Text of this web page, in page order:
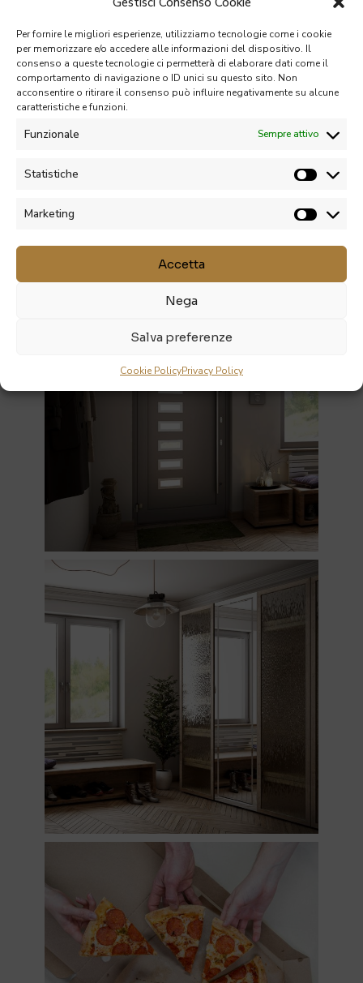
Per fornire le migliori esperienze, utilizziamo tecnologie come i cookie
per memorizzare e/o accedere alle informazioni del dispositivo. Il
consenso a queste tecnologie ci permetterà di elaborare dati come il
comportamento di navigazione o ID unici su questo sito. Non
acconsentire o ritirare il consenso può influire negativamente su alcune
caratteristiche e funzioni.
Funzionale Sempre attivo
Statistiche
Marketing
Accetta
Nega
Salva preferenze
Cookie PolicyPrivacy Policy
vetro di 50 mm con coefficiente
di trasmittanza termica Ug = 0,5
W/(m2K).
Guarnizioni
sistema che impedisce il
dell’anta, MACO MULTI MATIC
antisfondamento di serie, Micro-
ventilazione, Opzionalmente
disponibile la cerniera nascosta